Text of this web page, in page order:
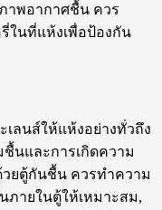
าพอากาศชื้น ควร
รี่ในที่แห้งเพื่อป้องกัน
เลนส์ให้แห้งอย่างทั่วถึง
นและการเกิดความ
วยตู้กันชื้น ควรทำความ
ภายในตู้ให้เหมาะสม,